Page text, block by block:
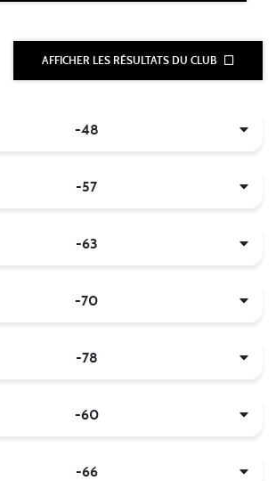
AFFICHER LES RÉSULTATS DU CLUB
-48
-57
-63
-70
-78
-60
-66